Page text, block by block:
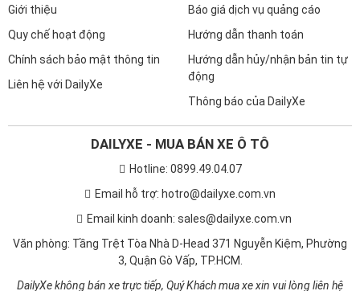
Giới thiệu
Quy chế hoạt động
Chính sách bảo mật thông tin
Liên hệ với DailyXe
Báo giá dịch vụ quảng cáo
Hướng dẫn thanh toán
Hướng dẫn hủy/nhận bản tin tự
động
Thông báo của DailyXe
DAILYXE - MUA BÁN XE Ô TÔ
Hotline: 0899.49.04.07
Email hỗ trợ: hotro@dailyxe.com.vn
Email kinh doanh: sales@dailyxe.com.vn
Văn phòng: Tầng Trệt Tòa Nhà D-Head 371 Nguyễn Kiệm, Phường
3, Quận Gò Vấp, TP.HCM.
DailyXe không bán xe trực tiếp, Quý Khách mua xe xin vui lòng liên hệ